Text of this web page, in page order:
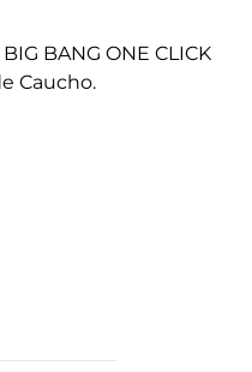
BANG ONE CLICK
Caucho.